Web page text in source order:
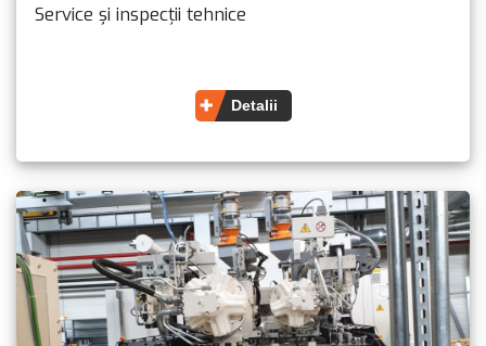
Service și inspecții tehnice
Detalii